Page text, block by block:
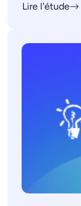
Lire l'étude